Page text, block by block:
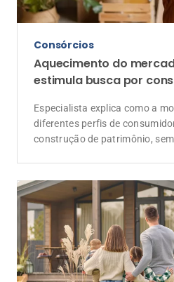
Consórcios
Aquecimento do
estimula busca por
Especialista explica como a
diferentes perfis de
construção de patrimônio,